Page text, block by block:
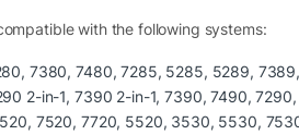
with the following systems:
7380, 7480, 7285, 5285, 5289,
2-in-1, 7390 2-in-1, 7390, 7490,
7520, 7720, 5520, 3530, 5530,